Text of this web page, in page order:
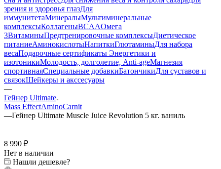
зрения и здоровья глазДля
иммунитетаМинералыМультиминеральные
комплексыКоллагеныBCAAОмега
3ВитаминыПредтренировочные комплексыДиетическое
питаниеАминокислотыНапиткиГлютаминыДля набора
весаПодарочные сертификаты Энергетики и
изотоникиМолодость, долголетие, Anti-ageМагнезия
спортивнаяСпециальные добавкиБатончикиДля суставов и
связокШейкеры и акссесуары
—
Гейнер Ultimate
Mass EffectAminoCarnit
—Гейнер Ultimate Muscle Juice Revolution 5 кг. ваниль
8 990 ₽
Нет в наличии
Нашли дешевле?